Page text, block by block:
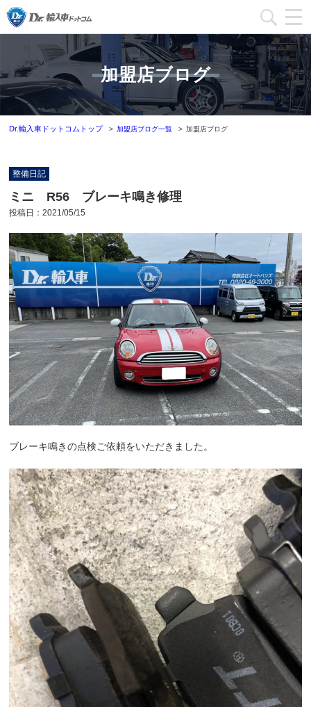
加盟店一覧
加盟店ブログ一覧
インフォメーション
加盟店募集
加盟店ブログ
Dr.輸入車ドットコムトップ 加盟店ブログ一覧 加盟店ブログ
整備日記
ミニ R56 ブレーキ鳴き修理
投稿日：2021/05/15
ブレーキ鳴きの点検ご依頼をいただきました。